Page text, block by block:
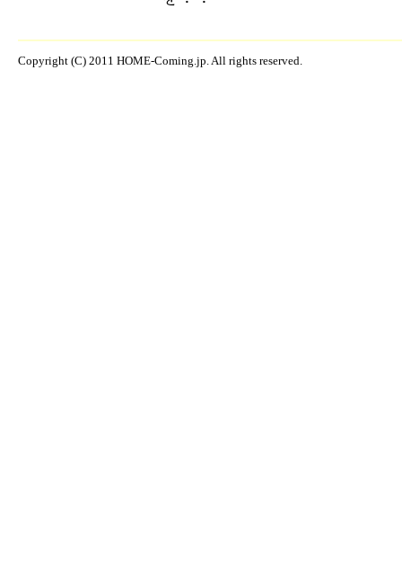
Copyright (C) 2011 HOME-Coming.jp. All rights reserved.